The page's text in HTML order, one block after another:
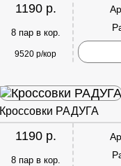
1190 р.
8 пар в кор.
9520 р/кор
Кроссовки РАДУГА
1190 р.
8 пар в кор.